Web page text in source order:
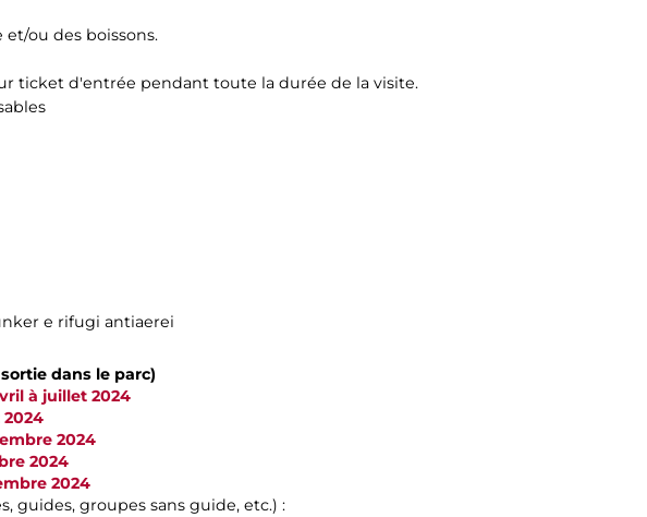
ou des boissons.
ticket d'entrée pendant toute la durée de la visite.
e rifugi antiaerei
dans le parc)
à juillet 2024
2024
2024
2024
guides, groupes sans guide, etc.) :